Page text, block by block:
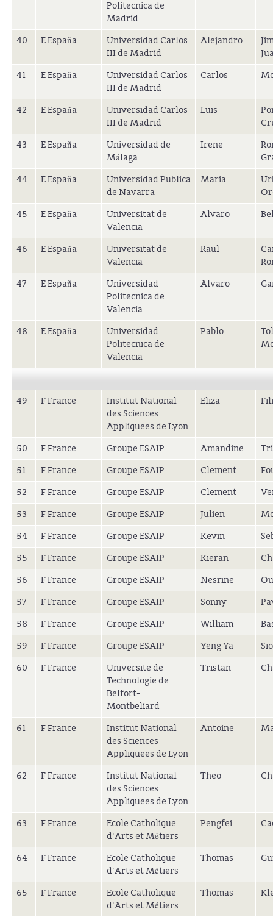
Politecnica de
Madrid
40
E España
Universidad Carlos
III de Madrid
Alejandro
41
E España
Universidad Carlos
III de Madrid
Carlos
42 E España
Universidad Carlos
III de Madrid
Luis
43
E España
Universidad de
Málaga
Irene
44
E España
Universidad Publica
de Navarra
Maria
45
E España
Universitat de
Valencia
Alvaro
46 E España
Universitat de
Valencia
Raul
47
E España
Universidad
Politecnica de
Valencia
Alvaro
48 E España
Universidad
Politecnica de
Valencia
Pablo
49 F France
Institut National
des Sciences
Appliquees de Lyon
Eliza
50 F France Groupe ESAIP Amandine
51
F France Groupe ESAIP Clement
52
F France Groupe ESAIP Clement
53
F France Groupe ESAIP Julien
54
F France Groupe ESAIP Kevin
55
F France Groupe ESAIP Kieran
56
F France Groupe ESAIP Nesrine
57
F France Groupe ESAIP Sonny
58
F France Groupe ESAIP William
59
F France Groupe ESAIP Yeng Ya
60
F France
Universite de
Technologie de
Belfort-
Montbeliard
Tristan
61 F France
Institut National
des Sciences
Appliquees de Lyon
Antoine
62 F France
Institut National
des Sciences
Appliquees de Lyon
Theo
63 F France
Ecole Catholique
d'Arts et Métiers
Pengfei
64 F France
Ecole Catholique
d'Arts et Métiers
Thomas
65 F France
Ecole Catholique
d'Arts et Métiers
Thomas